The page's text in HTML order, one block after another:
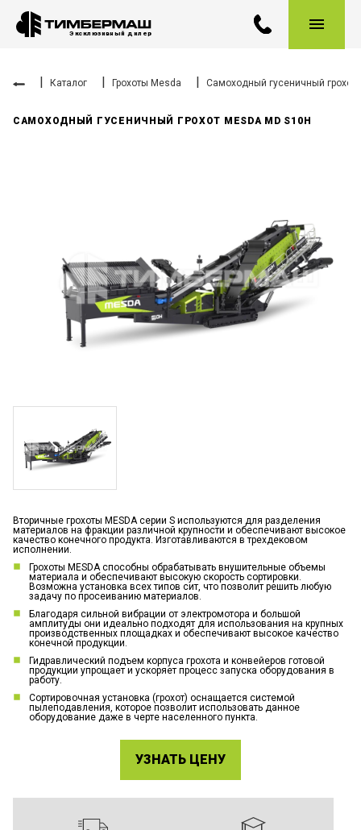
Эксклюзивный дилер
| Каталог | Грохоты Mesda | Самоходный гусеничный грохот
САМОХОДНЫЙ ГУСЕНИЧНЫЙ ГРОХОТ MESDA MD S10H
Вторичные грохоты MESDA серии S используются для разделения
материалов на фракции различной крупности и обеспечивают высокое
качество конечного продукта. Изготавливаются в трехдековом
исполнении.
Грохоты MESDA способны обрабатывать внушительные объемы
материала и обеспечивают высокую скорость сортировки.
Возможна установка всех типов сит, что позволит решить любую
задачу по просеиванию материалов.
Благодаря сильной вибрации от электромотора и большой
амплитуды они идеально подходят для использования на крупных
производственных площадках и обеспечивают высокое качество
конечной продукции.
Гидравлический подъем корпуса грохота и конвейеров готовой
продукции упрощает и ускоряет процесс запуска оборудования в
работу.
Сортировочная установка (грохот) оснащается системой
пылеподавления, которое позволит использовать данное
оборудование даже в черте населенного пункта.
УЗНАТЬ ЦЕНУ